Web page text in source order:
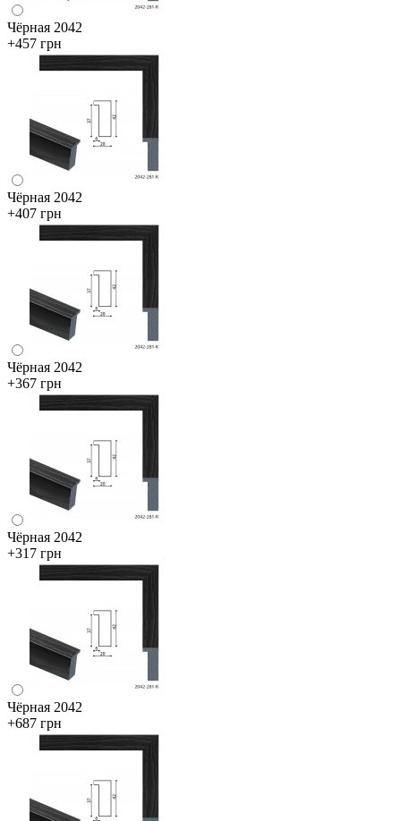
Чёрная 2042
+457 грн
Чёрная 2042
+407 грн
Чёрная 2042
+367 грн
Чёрная 2042
+317 грн
Чёрная 2042
+687 грн